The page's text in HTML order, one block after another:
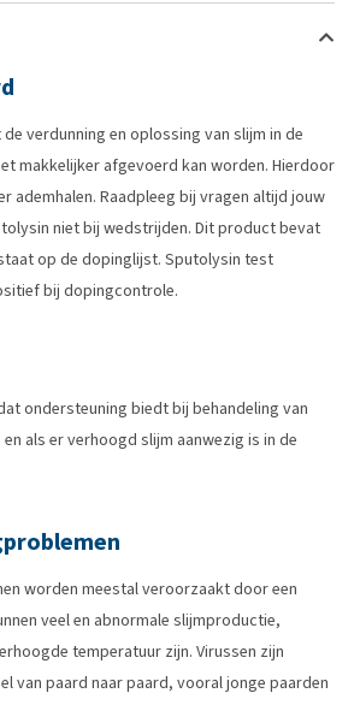
verdunning en oplossing van slijm in de
makkelijker afgevoerd kan worden. Hierdoor
ademhalen. Raadpleeg bij vragen altijd jouw
niet bij wedstrijden. Dit product bevat
op de dopinglijst. Sputolysin test
bij dopingcontrole.
ondersteuning biedt bij behandeling van
als er verhoogd slijm aanwezig is in de
worden meestal veroorzaakt door een
veel en abnormale slijmproductie,
temperatuur zijn. Virussen zijn
van paard naar paard, vooral jonge paarden